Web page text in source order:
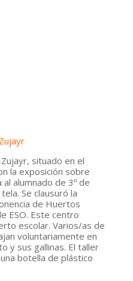
Zujayr, situado en el
la exposición sobre
al alumnado de 3º de
. Se clausuró la
de Huertos
ESO. Este centro
escolar. Varios/as de
voluntariamente en
y sus gallinas. El taller
botella de plástico